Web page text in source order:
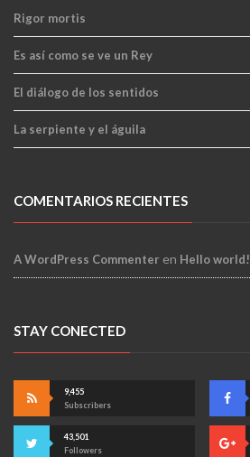
Rigor mortis
Es así como se ve un Rey
El diálogo de los sentidos
La serpiente y el águila
COMENTARIOS RECIENTES
A WordPress Commenter en Hello world!
STAY CONECTED
9,455
Subscribers
43,501
Followers